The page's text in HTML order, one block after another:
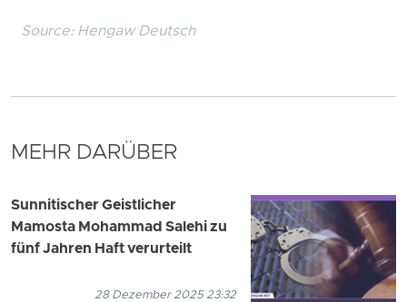
Source: Hengaw Deutsch
MEHR DARÜBER
Sunnitischer Geistlicher
Mamosta Mohammad Salehi zu
fünf Jahren Haft verurteilt
28 Dezember 2025 23:32